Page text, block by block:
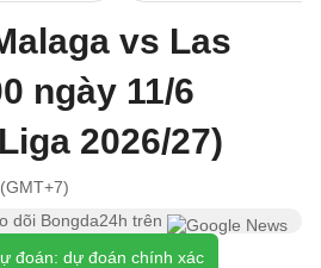
vs Las
ngày 11/6
2026/27)
dõi Bongda24h trên
đoán: dự đoán chính xác